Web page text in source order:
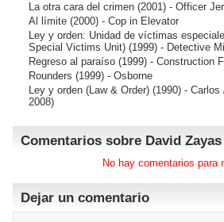
La otra cara del crimen (2001) - Officer
Al límite (2000) - Cop in Elevator
Ley y orden: Unidad de víctimas
Special Victims Unit) (1999) - Detective
Regreso al paraíso (1999) - Construction
Rounders (1999) - Osborne
Ley y orden (Law & Order) (1990) -
2008)
Comentarios sobre David Zayas
No hay comentarios para
Dejar un comentario